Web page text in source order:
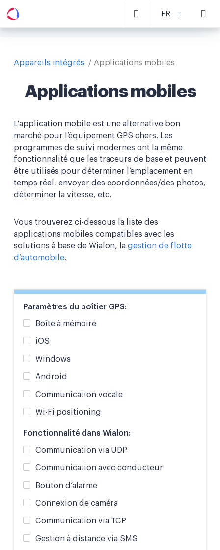
FR
Appareils intégrés Applications mobiles
Applications mobiles
L'application mobile est une alternative bon
marché pour l’équipement GPS chers. Les
programmes de suivi modernes ont la même
fonctionnalité que les traceurs de base et peuvent
être utilisés pour déterminer l’emplacement en
temps réel, envoyer des coordonnées/des photos,
déterminer la vitesse, etc.
Vous trouverez ci-dessous la liste des
applications mobiles compatibles avec les
solutions à base de Wialon, la gestion de flotte
d’automobile.
Paramètres du boîtier GPS:
Boîte à mémoire
iOS
Windows
Android
Communication vocale
Wi-Fi positioning
Fonctionnalité dans Wialon:
Communication via UDP
Communication avec conducteur
Bouton d’alarme
Connexion de caméra
Communication via TCP
Gestion à distance via SMS